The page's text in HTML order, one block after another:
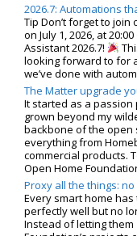
2026.7: Automations
Tip Don’t forget to
on July 1, 2026, at
Assistant 2026.7!
looking forward to for
we’ve done with
The Matter upgrade
It started as a passion
grown beyond my
backbone of the open
everything from
commercial products.
Open Home
Proxy all the things:
Every smart home
perfectly well but no
Instead of letting